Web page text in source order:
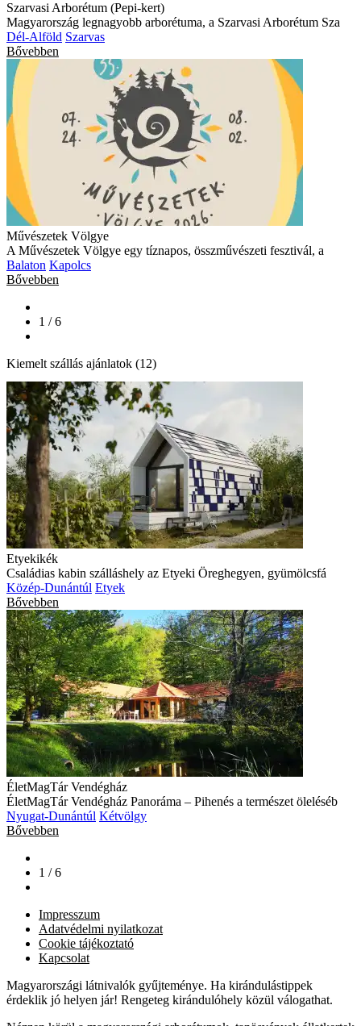
Szarvasi Arborétum (Pepi-kert)
Magyarország legnagyobb arborétuma, a Szarvasi Arborétum Sza
Dél-Alföld Szarvas
Bővebben
Művészetek Völgye
A Művészetek Völgye egy tíznapos, összművészeti fesztivál, a
Balaton Kapolcs
Bővebben
1 / 6
Kiemelt szállás ajánlatok (12)
Etyekikék
Családias kabin szálláshely az Etyeki Öreghegyen, gyümölcsfá
Közép-Dunántúl Etyek
Bővebben
ÉletMagTár Vendégház
ÉletMagTár Vendégház Panoráma – Pihenés a természet öleléséb
Nyugat-Dunántúl Kétvölgy
Bővebben
1 / 6
Impresszum
Adatvédelmi nyilatkozat
Cookie tájékoztató
Kapcsolat
Magyarországi látnivalók gyűjteménye. Ha kirándulástippek
érdeklik jó helyen jár! Rengeteg kirándulóhely közül válogathat.